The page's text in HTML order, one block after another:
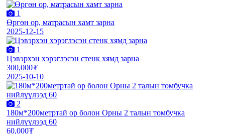
1
Өргөн ор, матрасын хамт зарна
2025-12-15
1
Цэвэрхэн хэрэглэсэн стенк хямд зарна
300,000₮
2025-10-10
2
180м*200метртай ор болон Орны 2 талын томбучка
нийлүүлээд 60
60,000₮